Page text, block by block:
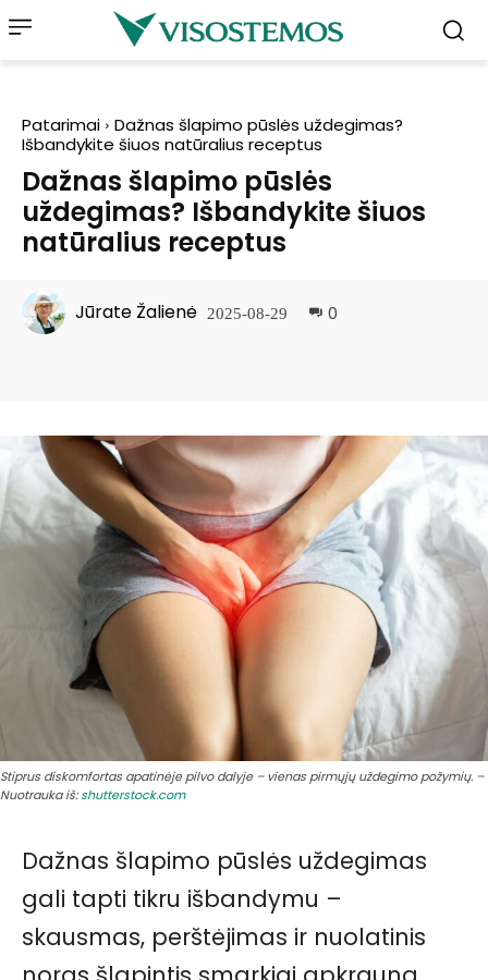
Patarimai
Dažnas šlapimo pūslės uždegimas?
Išbandykite šiuos natūralius receptus
Dažnas šlapimo pūslės
uždegimas? Išbandykite šiuos
natūralius receptus
Jūrate Žalienė 2025-08-29 0
Stiprus diskomfortas apatinėje pilvo dalyje – vienas pirmųjų uždegimo požymių. –
Nuotrauka iš:shutterstock.com
Dažnas šlapimo pūslės uždegimas
gali tapti tikru išbandymu –
skausmas, perštėjimas ir nuolatinis